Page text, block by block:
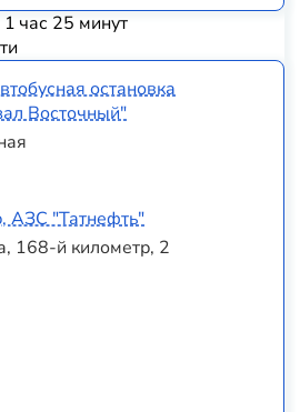
час 25 минут
остановка
Восточный"
АЗС "Татнефть"
168-й километр, 2